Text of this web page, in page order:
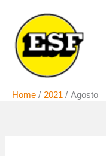
contenuto
Home 2021 Agosto